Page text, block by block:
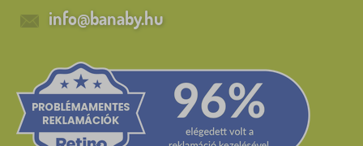
info@banaby.hu